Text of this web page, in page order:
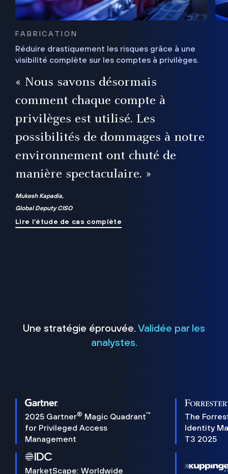
FABRICATION
Réduire drastiquement les risques grâce à une
visibilité complète sur les comptes à privilèges.
« Nous savons désormais
comment chaque compte à
privilèges est utilisé. Les
possibilités de dommages à notre
environnement ont chuté de
manière spectaculaire. »
Mukesh Kapadia,
Global Deputy CISO
Lire l’étude de cas complète
Une stratégie éprouvée. Validée par les
analystes.
2025 Gartner® Magic Quadrant™
for Privileged Access
Management
The
Identity
T3 2025
MarketScape: Worldwide